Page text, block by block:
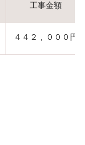
工事金額
４４２，０００円